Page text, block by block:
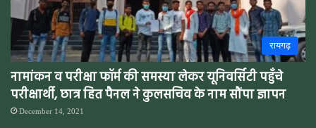
रायगढ़
नामांकन व परीक्षा फॉर्म की समस्या लेकर यूनिवर्सिटी पहुँचे
परीक्षार्थी, छात्र हित पैनल ने कुलसचिव के नाम सौंपा ज्ञापन
December 14, 2021